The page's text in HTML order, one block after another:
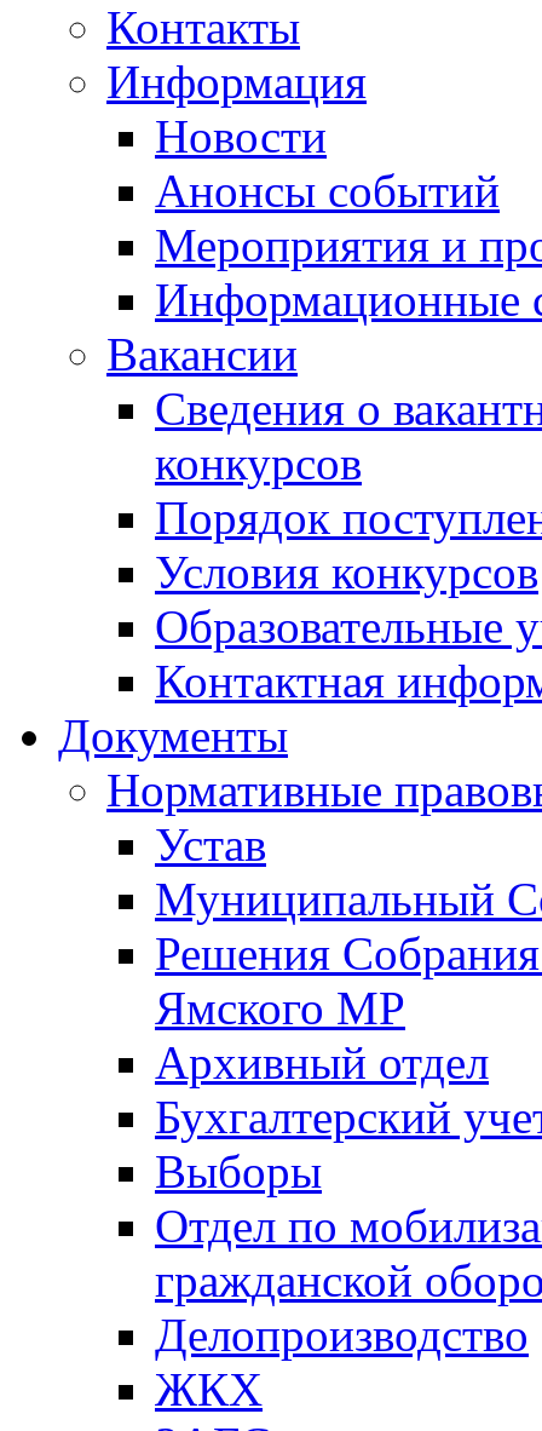
Контакты
Информация
Новости
Анонсы событий
Мероприятия и
Информационные
Вакансии
Сведения о
конкурсов
Порядок
Условия конкурсов
Образовательные
Контактная
Документы
Нормативные
Устав
Муниципальный
Решения
Ямского МР
Архивный отдел
Бухгалтерский
Выборы
Отдел по
гражданской
Делопроизводство
ЖКХ